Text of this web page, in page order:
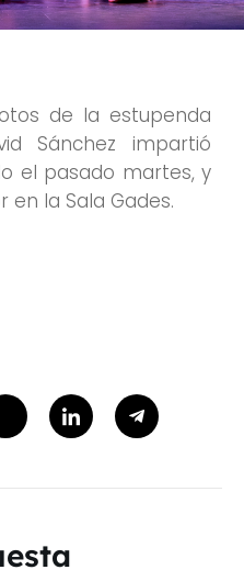
de la estupenda
Sánchez impartió
el pasado martes, y
la Sala Gades.